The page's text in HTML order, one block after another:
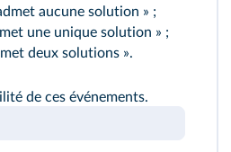
aucune solution » ;
une unique solution » ;
deux solutions ».
de ces événements.